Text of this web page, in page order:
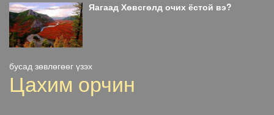
Яагаад Хөвсгөлд очих ёстой вэ?
бусад зөвлөгөөг үзэх
Цахим орчин